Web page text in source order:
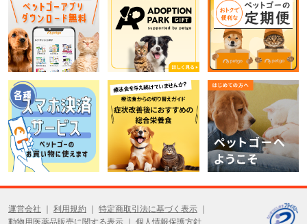
運営会社 利用規約
特定商取引法に基づく表示
動物用医薬品販売に関する表示
個人情報保護方針